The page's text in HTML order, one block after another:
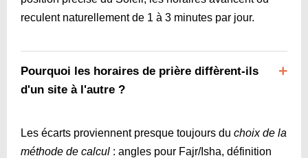
reculent naturellement de 1 à 3 minutes par jour.
Pourquoi les horaires de prière diffèrent-ils
d'un site à l'autre ?
Les écarts proviennent presque toujours du choix de la
méthode de calcul : angles pour Fajr/Isha, définition